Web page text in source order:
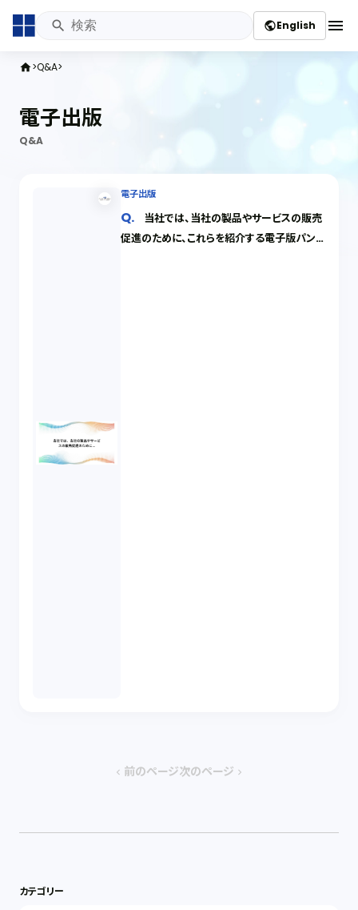
publicEnglish menu
home Q&A
電子出版
Q&A
電子出版
当社では、当社の製品やサービスの販売
促進のために、これらを紹介する電子版パンフ
chevron_left 前のページ次のページ chevron_right
カテゴリー